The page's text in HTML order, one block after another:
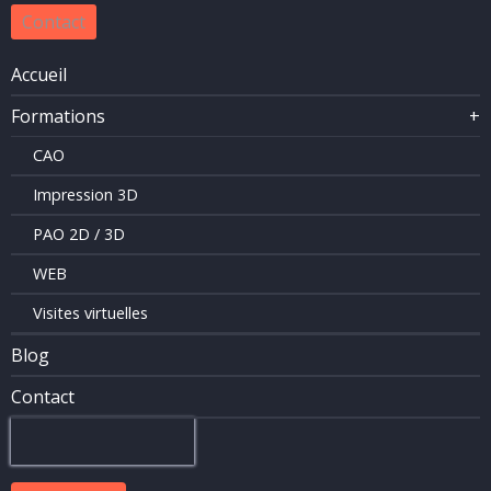
Contact
principale
Accueil
Formations
+
CAO
Impression 3D
PAO 2D / 3D
WEB
Visites virtuelles
Blog
Contact